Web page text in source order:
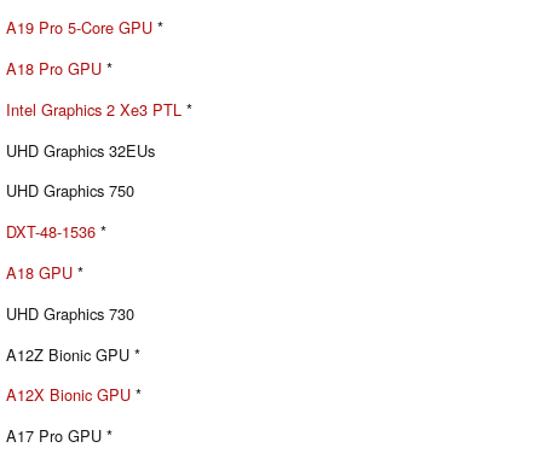
A19 Pro 5-Core GPU *
A18 Pro GPU *
Intel Graphics 2 Xe3 PTL *
UHD Graphics 32EUs
UHD Graphics 750
DXT-48-1536 *
A18 GPU *
UHD Graphics 730
A12Z Bionic GPU *
A12X Bionic GPU *
A17 Pro GPU *